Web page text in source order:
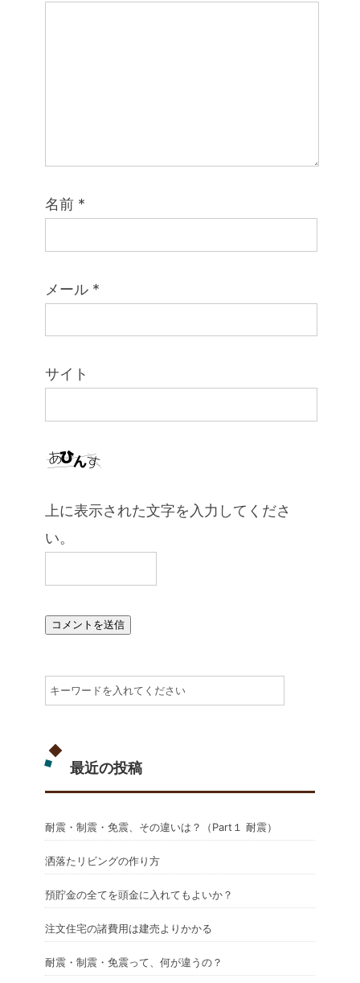
名前 *
メール *
サイト
上に表示された文字を入力してくださ
い。
最近の投稿
耐震・制震・免震、その違いは？（Part１ 耐震）
洒落たリビングの作り方
預貯金の全てを頭金に入れてもよいか？
注文住宅の諸費用は建売よりかかる
耐震・制震・免震って、何が違うの？